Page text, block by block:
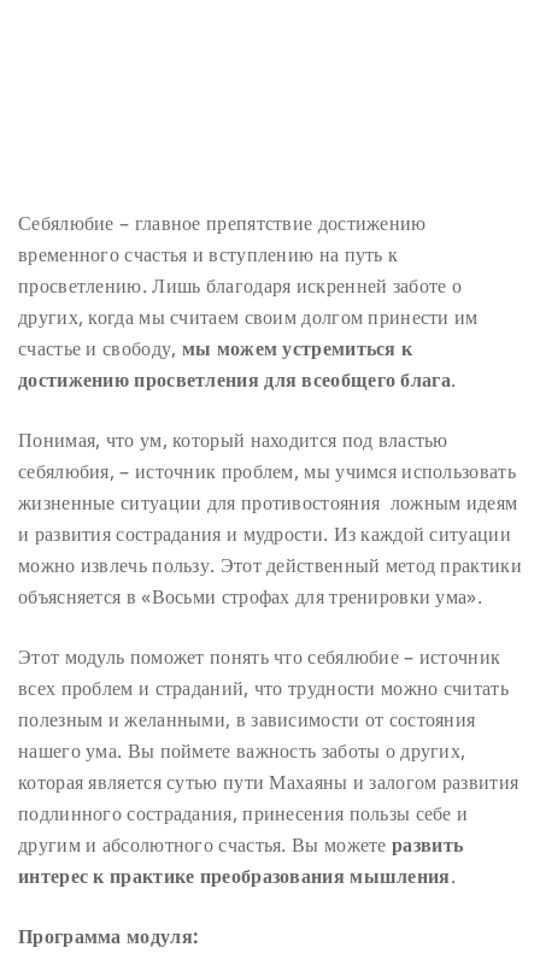
Себялюбие – главное препятствие достижению
временного счастья и вступлению на путь к
просветлению. Лишь благодаря искренней заботе о
других, когда мы считаем своим долгом принести им
счастье и свободу, мы можем устремиться к
достижению просветления для всеобщего блага.
Понимая, что ум, который находится под властью
себялюбия, – источник проблем, мы учимся использовать
жизненные ситуации для противостояния ложным идеям
и развития сострадания и мудрости. Из каждой ситуации
можно извлечь пользу. Этот действенный метод практики
объясняется в «Восьми строфах для тренировки ума».
Этот модуль поможет понять что себялюбие – источник
всех проблем и страданий, что трудности можно считать
полезным и желанными, в зависимости от состояния
нашего ума. Вы поймете важность заботы о других,
которая является сутью пути Махаяны и залогом развития
подлинного сострадания, принесения пользы себе и
другим и абсолютного счастья. Вы можете развить
интерес к практике преобразования мышления.
Программа модуля: